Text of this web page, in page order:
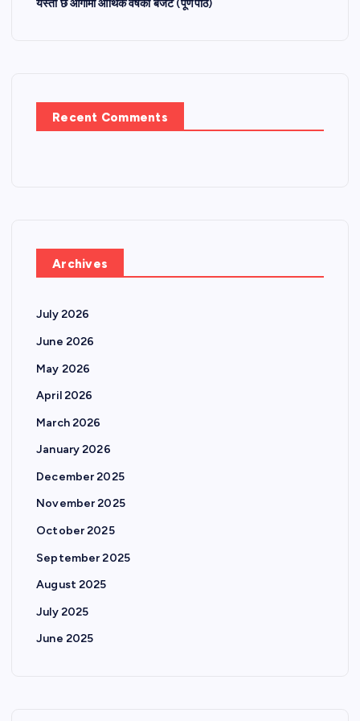
यस्तो छ आगामी आर्थिक वर्षको बजेट (पूर्णपाठ)
Recent Comments
Archives
July 2026
June 2026
May 2026
April 2026
March 2026
January 2026
December 2025
November 2025
October 2025
September 2025
August 2025
July 2025
June 2025